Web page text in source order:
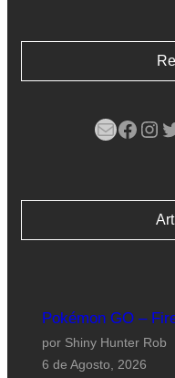
Mail Facebook Instagram Twitter
Pokémon GO –
por Shiny Hunter Rob
6 de Agosto, 2026